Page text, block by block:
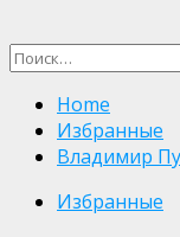
Найти:
Home
Избранные
Владимир
Избранные